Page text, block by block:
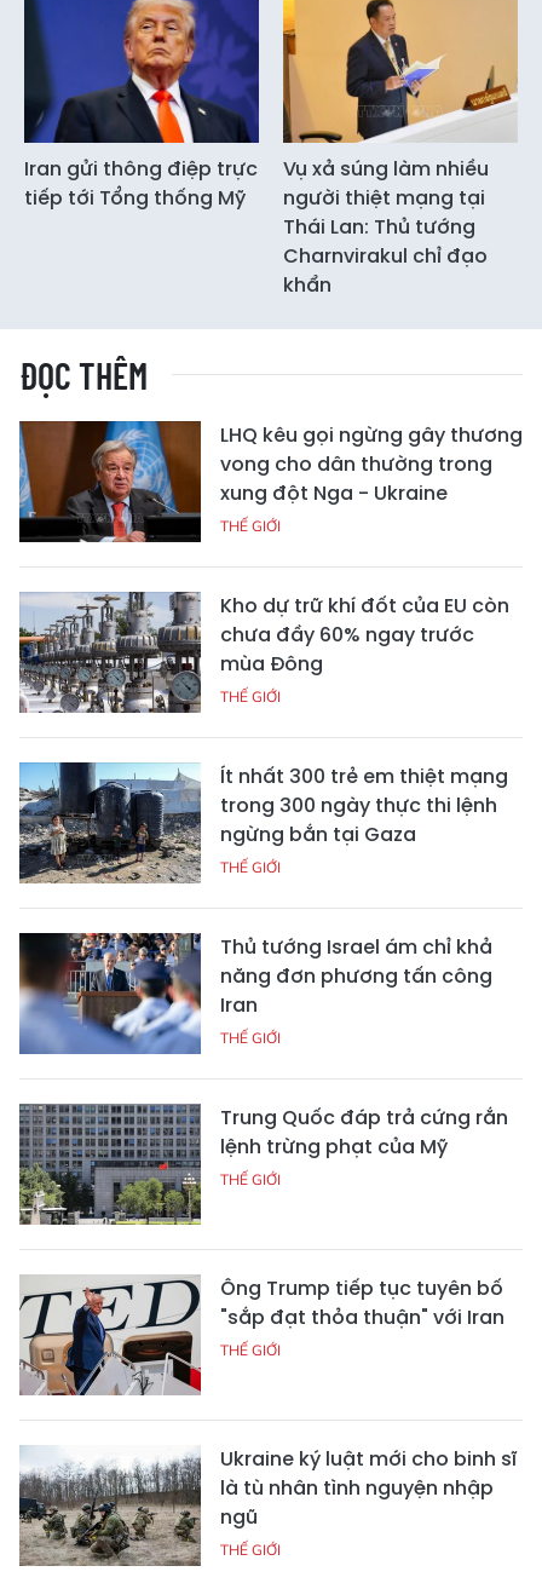
Iran gửi thông điệp trực
tiếp tới Tổng thống Mỹ
Vụ xả súng làm nhiều
người thiệt mạng tại
Thái Lan: Thủ tướng
Charnvirakul chỉ đạo
khẩn
ĐỌC THÊM
LHQ kêu gọi ngừng gây thương
vong cho dân thường trong
xung đột Nga - Ukraine
THẾ GIỚI
Kho dự trữ khí đốt của EU còn
chưa đầy 60% ngay trước
mùa Đông
THẾ GIỚI
Ít nhất 300 trẻ em thiệt mạng
trong 300 ngày thực thi lệnh
ngừng bắn tại Gaza
THẾ GIỚI
Thủ tướng Israel ám chỉ khả
năng đơn phương tấn công
Iran
THẾ GIỚI
Trung Quốc đáp trả cứng rắn
lệnh trừng phạt của Mỹ
THẾ GIỚI
Ông Trump tiếp tục tuyên bố
"sắp đạt thỏa thuận" với Iran
THẾ GIỚI
Ukraine ký luật mới cho binh sĩ
là tù nhân tình nguyện nhập
ngũ
THẾ GIỚI